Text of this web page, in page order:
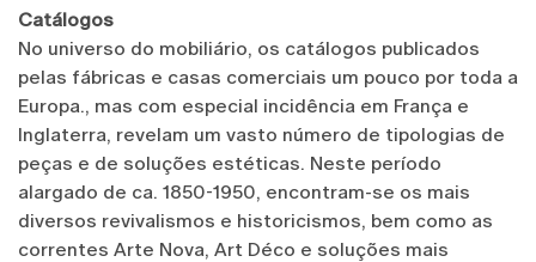
Catálogos
No universo do mobiliário, os catálogos publicados
pelas fábricas e casas comerciais um pouco por toda a
Europa., mas com especial incidência em França e
Inglaterra, revelam um vasto número de tipologias de
peças e de soluções estéticas. Neste período
alargado de ca. 1850-1950, encontram-se os mais
diversos revivalismos e historicismos, bem como as
correntes Arte Nova, Art Déco e soluções mais